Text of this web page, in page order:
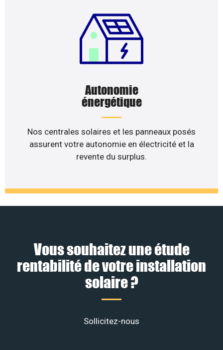
Autonomie
énergétique
Nos centrales solaires et les panneaux posés
assurent votre autonomie en électricité et la
revente du surplus.
Vous souhaitez une étude
rentabilité de votre installation
solaire ?
Sollicitez-nous